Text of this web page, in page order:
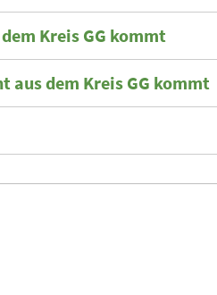
Kreis GG kommt
aus dem Kreis GG kommt